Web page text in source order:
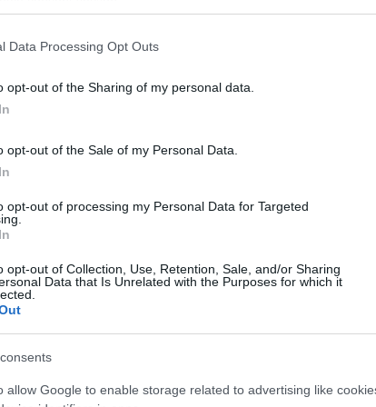
Data Processing Opt Outs
opt-out of the Sharing of my personal data.
opt-out of the Sale of my Personal Data.
opt-out of processing my Personal Data for Targeted
opt-out of Collection, Use, Retention, Sale, and/or Sharing
Data that Is Unrelated with the Purposes for which it
allow Google to enable storage related to advertising like
Disponibile in due formati pratici: 260
ambienti ad alto volume come ospedali e studi
Dotato di un dosatore per
del prodotto.
Formulazione che non lascia
da Rimuovere:
Si rimuove facilmente dalla pelle e
Universale:Adatto per l'uso con apparecchiature
e altre applicazioni diagnostiche.
alle Normative:Prodotto conforme agli
la trasmissione di onde sonore a frequenza
acquosa